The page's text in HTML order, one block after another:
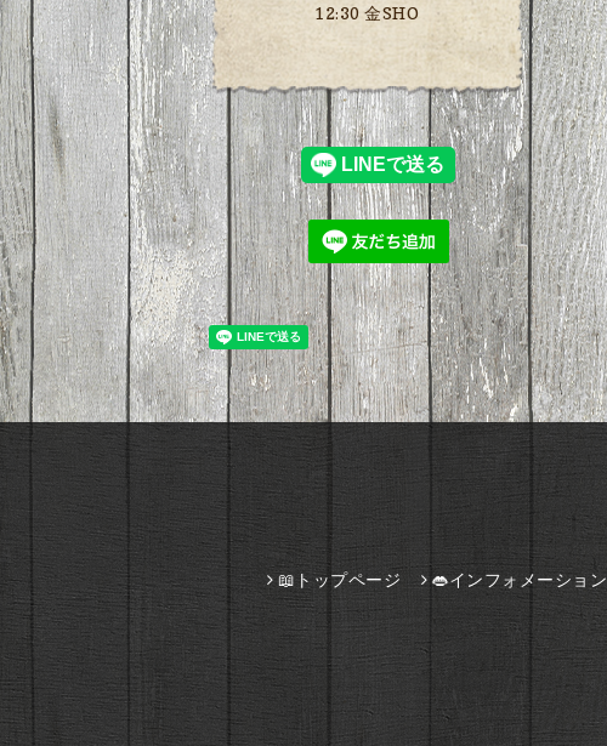
12:30 金SHO
📖トップページ 👄インフォメーション